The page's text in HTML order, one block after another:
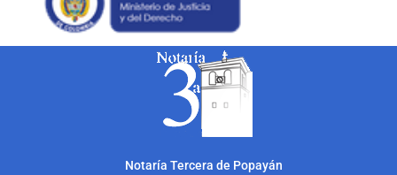
Notaría Tercera de Popayán